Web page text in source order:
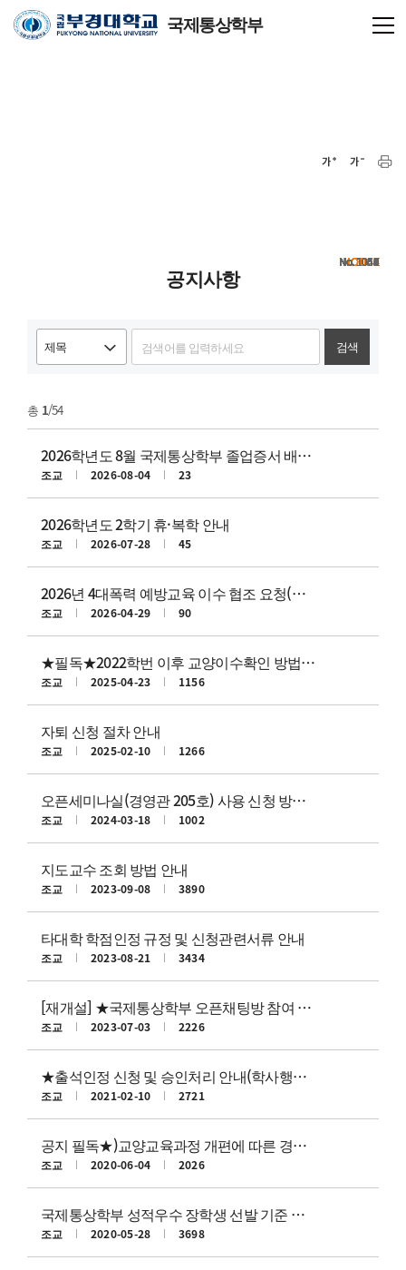
국제통상학부
공지사항
검색
총 1/54
NOTICE
2026학년도 8월 국제통상학부 졸업증서 배부 및 학위복 대여 일정 안내
조교 2026-08-04 23
NOTICE
2026학년도 2학기 휴·복학 안내
조교 2026-07-28 45
NOTICE
2026년 4대폭력 예방교육 이수 협조 요청(기한: 2026.12.31.)
조교 2026-04-29 90
NOTICE
★필독★2022학번 이후 교양이수확인 방법 안내
조교 2025-04-23 1156
NOTICE
자퇴 신청 절차 안내
조교 2025-02-10 1266
NOTICE
오픈세미나실(경영관 205호) 사용 신청 방법 안내
조교 2024-03-18 1002
NOTICE
지도교수 조회 방법 안내
조교 2023-09-08 3890
NOTICE
타대학 학점인정 규정 및 신청관련서류 안내
조교 2023-08-21 3434
NOTICE
[재개설] ★국제통상학부 오픈채팅방 참여 안내★
조교 2023-07-03 2226
NOTICE
★출석인정 신청 및 승인처리 안내(학사행정정보시스템으로 신청)(25.4.8.개정)
조교 2021-02-10 2721
NOTICE
공지 필독★)교양교육과정 개편에 따른 경과조치사항
조교 2020-06-04 2026
NOTICE
국제통상학부 성적우수 장학생 선발 기준 안내
조교 2020-05-28 3698
NOTICE
1061
1060
1059
1058
1057
1056
1055
1054
1053
1052
1051
1050
1049
1048
1047
1046
1045
1044
1043
1042